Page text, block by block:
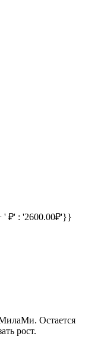
' ₽' : '2600.00₽'}}
МилаМи. Остается
рост.